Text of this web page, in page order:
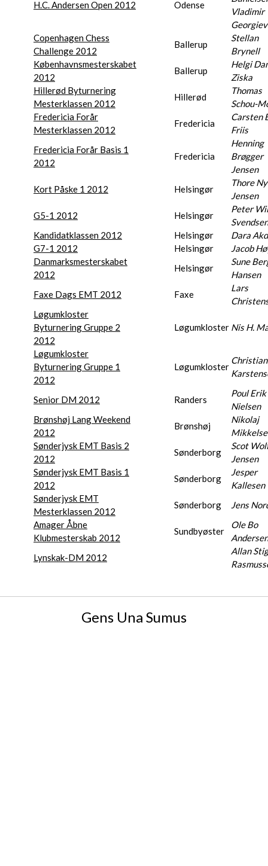
H.C. Andersen Open 2012 Odense
Vladimir
Georgiev
Copenhagen Chess
Challenge 2012
Ballerup
Stellan
Brynell
Københavnsmesterskabet
2012
Ballerup
Helgi
Ziska
Hillerød Byturnering
Mesterklassen 2012
Hillerød
Thomas
Schou-
Fredericia Forår
Mesterklassen 2012
Fredericia
Carsten
Friis
Fredericia Forår Basis 1
2012
Fredericia
Henning
Brøgger
Jensen
Kort Påske 1 2012
Helsingør
Thore
Jensen
G5-1 2012
Helsingør
Peter
Svendsen
Kandidatklassen 2012
Helsingør
Dara
G7-1 2012
Helsingør
Jacob
Danmarksmesterskabet
2012
Helsingør
Sune
Hansen
Faxe Dags EMT 2012
Faxe
Lars
Løgumkloster
Byturnering Gruppe 2
2012
Løgumkloster Nis H.
Løgumkloster
Byturnering Gruppe 1
2012
Løgumkloster
Christian
Senior DM 2012 Randers
Poul Erik
Nielsen
Brønshøj Lang Weekend
2012
Brønshøj
Nikolaj
Sønderjysk EMT Basis 2
2012
Sønderborg
Scot
Jensen
Sønderjysk EMT Basis 1
2012
Sønderborg
Jesper
Kallesen
Sønderjysk EMT
Mesterklassen 2012
Sønderborg
Jens
Amager Åbne
Klubmesterskab 2012
Sundbyøster
Ole Bo
Andersen
Lynskak-DM 2012
Allan Stig
Gens Una Sumus